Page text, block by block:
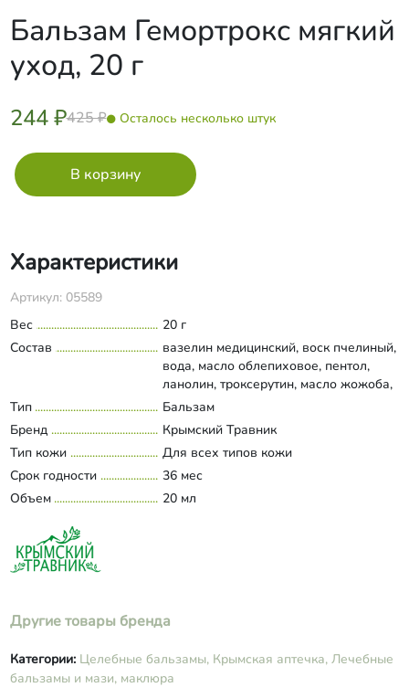
Бальзам Гемортрокс мягкий
уход, 20 г
244 ₽425 ₽ Осталось несколько штук
Характеристики
Артикул: 05589
Вес
20 г
Состав
вазелин медицинский, воск пчелиный,
вода, масло облепиховое, пентол,
ланолин, троксерутин, масло жожоба,
масло макадамии, масло виноградных
косточек, токоферола ацетат (витамин
Е), ретинола пальмитат (витамин А),
кислота линолевая и линоленовая
(витамин F), масло эфирное
розмарина, масло эфирное мелиссы
Развернуть состав
Тип
Бальзам
Бренд
Крымский Травник
Тип кожи
Для всех типов кожи
Срок годности
36 мес
Объем
20 мл
Другие товары бренда
Категории: Целебные бальзамы, Крымская аптечка, Лечебные
бальзамы и мази, маклюра